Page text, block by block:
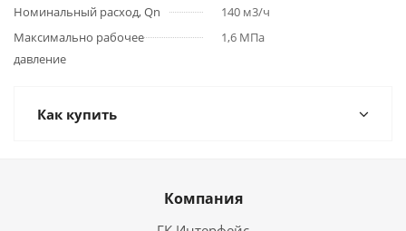
Номинальный расход, Qn
140 м3/ч
Максимально рабочее
давление
1,6 МПа
Как купить
Компания